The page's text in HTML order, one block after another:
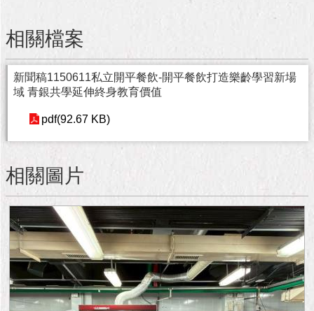
放
宣
告
隱
及
訊
安
策
RSS
聯
絡
相關檔案
新聞稿1150611私立開平餐飲-開平餐飲打造樂齡學習新場
域 青銀共學延伸終身教育價值
pdf(92.67 KB)
相關圖片